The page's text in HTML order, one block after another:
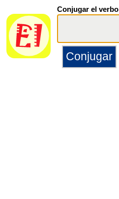
Conjugar el verbo